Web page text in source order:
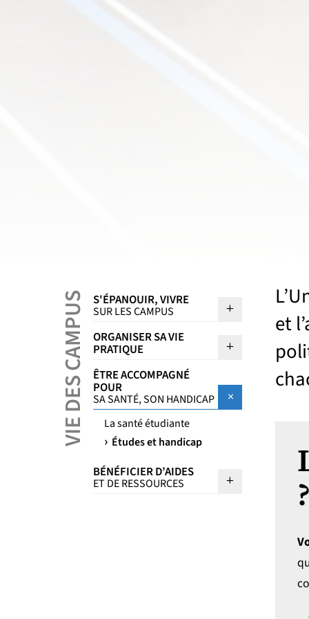
VIE DES CAMPUS S'ÉPANOUIR, VIVRE
SUR LES CAMPUS
ORGANISER SA VIE
PRATIQUE Sous
ÊTRE ACCOMPAGNÉ
POUR
SA SANTÉ, SON HANDICAP
La santé étudiante
Études et handicap
BÉNÉFICIER D’AIDES
ET DE RESSOURCES Sous menu
et
?